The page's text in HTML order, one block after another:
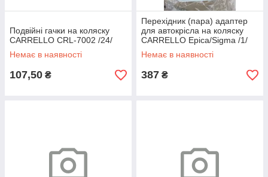
Подвійні гачки на коляску
CARRELLO CRL-7002 /24/
Немає в наявності
107,50 ₴
Перехідник (пара) адаптер
для автокрісла на коляску
CARRELLO Epica/Sigma /1/
Немає в наявності
387 ₴